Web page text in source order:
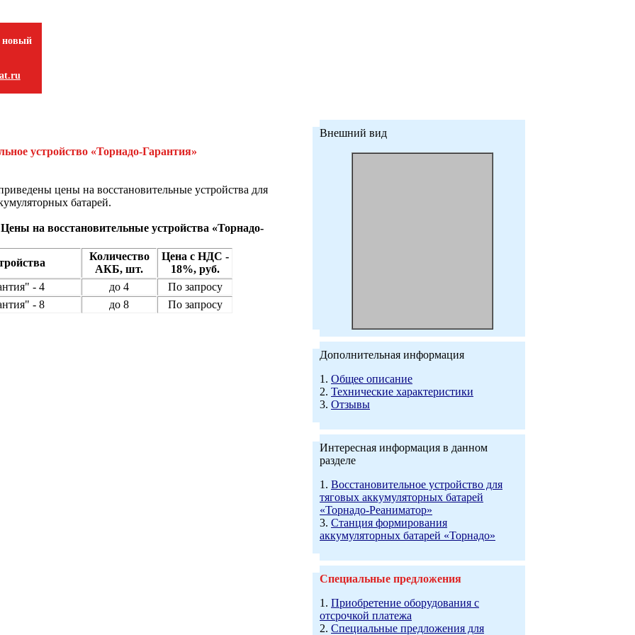
новый
устройство «Торнадо-Гарантия»
цены на восстановительные устройства для
батарей.
на восстановительные устройства «Торнадо-
Количество
АКБ, шт.
Цена c НДС -
18%, руб.
- 4
до 4
По запросу
- 8
до 8 По запросу
Внешний вид
Дополнительная информация
1. Общее описание
2. Технические характеристики
3. Отзывы
Интересная информация в данном
разделе
1. Восстановительное устройство для
тяговых аккумуляторных батарей
«Торнадо-Реаниматор»
3. Станция формирования
аккумуляторных батарей «Торнадо»
Специальные предложения
1. Приобретение оборудования с
отсрочкой платежа
2. Специальные предложения для